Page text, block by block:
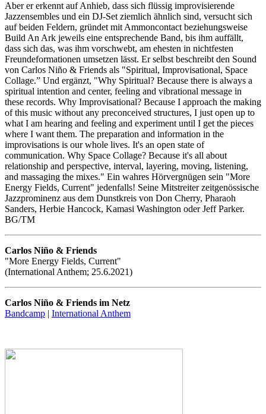
Aber er erkennt auf Anhieb, dass sich flüssig improvisierende
Jazzensembles und ein DJ-Set ziemlich ähnlich sind, versucht sich
auf beiden Feldern, gründet mit Ammoncontact beziehungsweise
Build An Ark jeweils eine entsprechende Band, bis ihm auffällt,
dass sich das, was ihm vorschwebt, am ehesten in nichtfesten
Freundeformationen umsetzen lässt. Er selbst beschreibt den Sound
von Carlos Niño & Friends als "Spiritual, Improvisational, Space
Collage.” Und ergänzt, "Why Spiritual? Because there is always a
spiritual intention and center, feeling and vibrational message in
these records. Why Improvisational? Because I approach the making
of this music without any preconceived structures, I just open up to
what I am hearing and feeling and experiment until I get the pieces
where I want them. The preparation and information in the
improvisations is our whole lives. It's an open state of
communication. Why Space Collage? Because it's all about
relationship and perspective, interval, layering, moving, listening,
and massaging the mixes." Ein wahres Hörvergnügen sein "More
Energy Fields, Current" jedenfalls! Seine Mitstreiter zeitgenössische
Jazzprominenz aus dem Dunstkreis von Don Cherry, Pharaoh
Sanders, Herbie Hancock, Kamasi Washington oder Jeff Parker.
BG/TM
Carlos Niño & Friends
"More Energy Fields, Current"
(International Anthem; 25.6.2021)
Carlos Niño & Friends im Netz
Bandcamp | International Anthem